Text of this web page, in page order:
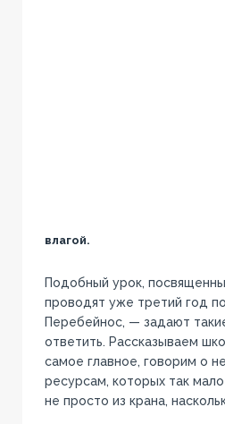
влагой.
Подобный урок,
проводят уже третий год
Перебейнос, — задают
ответить. Рассказываем
самое главное, говорим о
ресурсам, которых так
не просто из крана,